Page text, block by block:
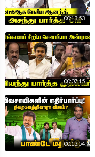
00:13:53
00:07:15
00:13:54